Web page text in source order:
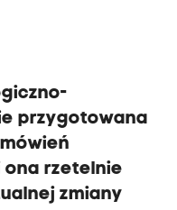
przygotowana
ona rzetelnie
zmiany